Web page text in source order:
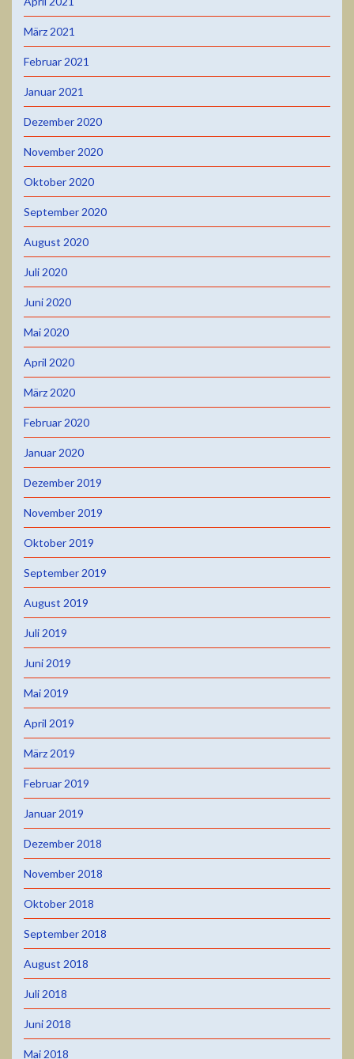
März 2021
Februar 2021
Januar 2021
Dezember 2020
November 2020
Oktober 2020
September 2020
August 2020
Juli 2020
Juni 2020
Mai 2020
April 2020
März 2020
Februar 2020
Januar 2020
Dezember 2019
November 2019
Oktober 2019
September 2019
August 2019
Juli 2019
Juni 2019
Mai 2019
April 2019
März 2019
Februar 2019
Januar 2019
Dezember 2018
November 2018
Oktober 2018
September 2018
August 2018
Juli 2018
Juni 2018
Mai 2018